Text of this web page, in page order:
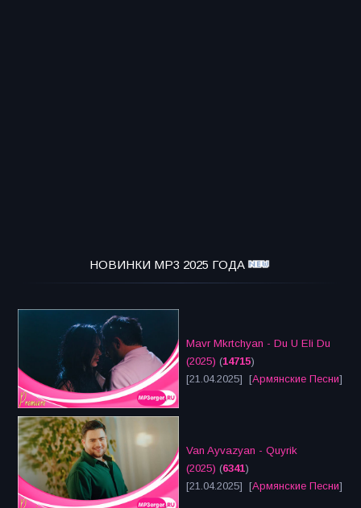
НОВИНКИ MP3 2025 ГОДА
Mavr Mkrtchyan - Du U Eli Du
(2025) (14715)
[21.04.2025] [Армянские Песни]
Van Ayvazyan - Quyrik
(2025) (6341)
[21.04.2025] [Армянские Песни]